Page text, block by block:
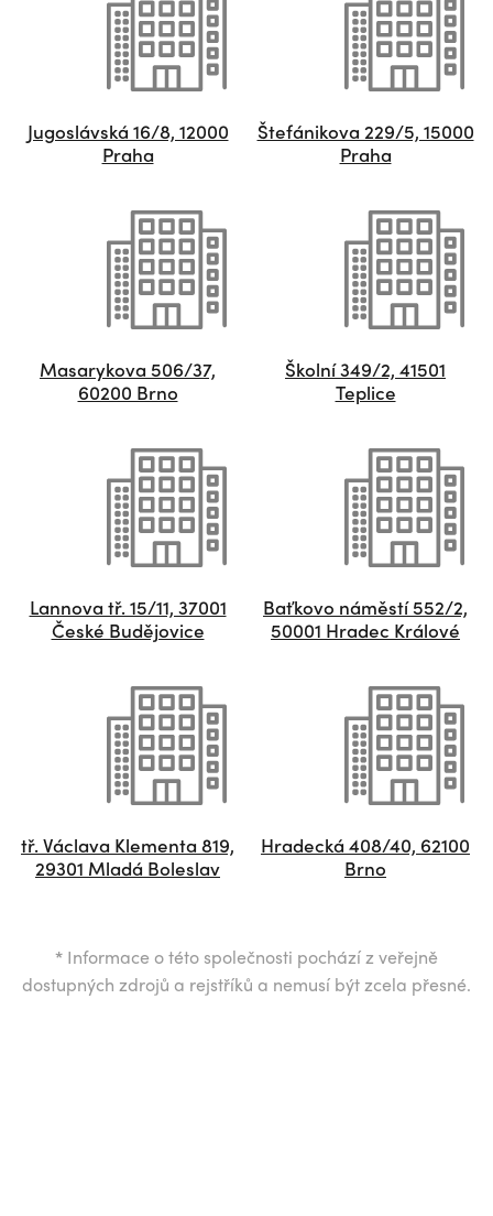
Jugoslávská 16/8, 12000
Praha
Štefánikova 229/5, 15000
Praha
Masarykova 506/37,
60200 Brno
Školní 349/2, 41501
Teplice
Lannova tř. 15/11, 37001
České Budějovice
Baťkovo náměstí 552/2,
50001 Hradec Králové
tř. Václava Klementa 819,
29301 Mladá Boleslav
Hradecká 408/40, 62100
Brno
* Informace o této společnosti pochází z veřejně
dostupných zdrojů a rejstříků a nemusí být zcela přesné.